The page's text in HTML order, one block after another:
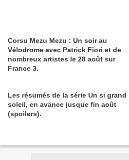
Corsu Mezu Mezu : Un soir au
Vélodrome avec Patrick Fiori et de
nombreux artistes le 28 août sur
France 3.
Les résumés de la série Un si grand
soleil, en avance jusque fin août
(spoilers).